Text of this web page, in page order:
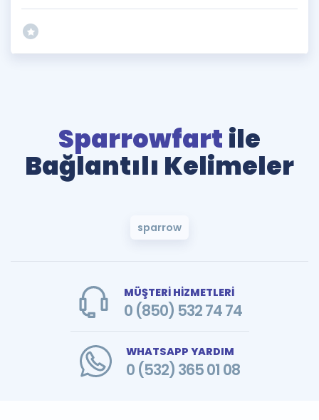
Sparrowfart ile
Bağlantılı Kelimeler
sparrow
MÜŞTERİ HİZMETLERİ
0 (850) 532 74 74
WHATSAPP YARDIM
0 (532) 365 01 08